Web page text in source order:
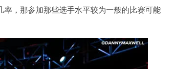
，那参加那些选手水平较为一般的比赛可能